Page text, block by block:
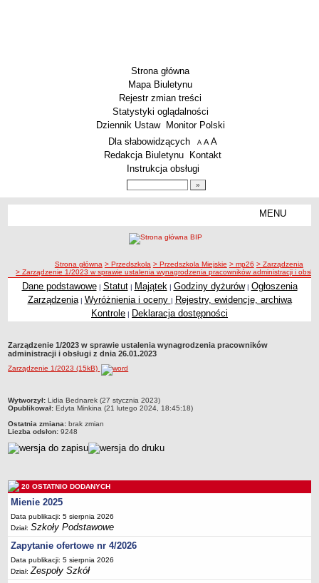
Strona główna
Mapa Biuletynu
Rejestr zmian treści
Statystyki oglądalności
Dziennik Ustaw
Monitor Polski
Menu dodatkowe
Dla słabowidzących A pomniejsz czcionkę
A standardowy rozmiar czcionki
A
Redakcja Biuletynu
Kontakt
Instrukcja obsługi
MENU
Zespoły Szkół
Techniczne Zakłady Naukowe
ARCHIWUM SZKÓŁ I PLACÓWEK
Zlikwidowane gimnazja
Wielofunkcyjna Placówka
Specjalny Ośrodek nr 1
Specjalny Ośrodek nr 5
Dane podstawowe
Statut
Majątek
Godziny dyżurów
Ogłoszenie
Zarządzenia
ścieżka nawigacji
Strona główna > Przedszkola > Przedszkola Miejskie > mp26 > Zarządzenia
> Zarządzenie 1/2023 w sprawie ustalenia wynagrodzenia pracowników administracji i
Dane podstawowe| Statut| Majątek | Godziny dyżurów| Ogłoszenia
Zarządzenia| Wyróżnienia i oceny | Rejestry, ewidencje, archiwa
Kontrole | Deklaracja dostępności
Zarządzenie 1/2023 w sprawie ustalenia wynagrodzenia pracowników
administracji i obsługi z dnia 26.01.2023
Zarządzenie 1/2023 (15kB)
metryczka
Wytworzył: Lidia Bednarek (27 stycznia 2023)
Opublikował: Edyta Minkina (21 lutego 2024, 18:45:18)
Ostatnia zmiana: brak zmian
Liczba odsłon: 9248
20 OSTATNIO DODANYCH
Mienie 2025
Data publikacji: 5 sierpnia 2026
Dział:Szkoły Podstawowe
Zapytanie ofertowe nr 4/2026
Data publikacji: 5 sierpnia 2026
Dział:Zespoły Szkół